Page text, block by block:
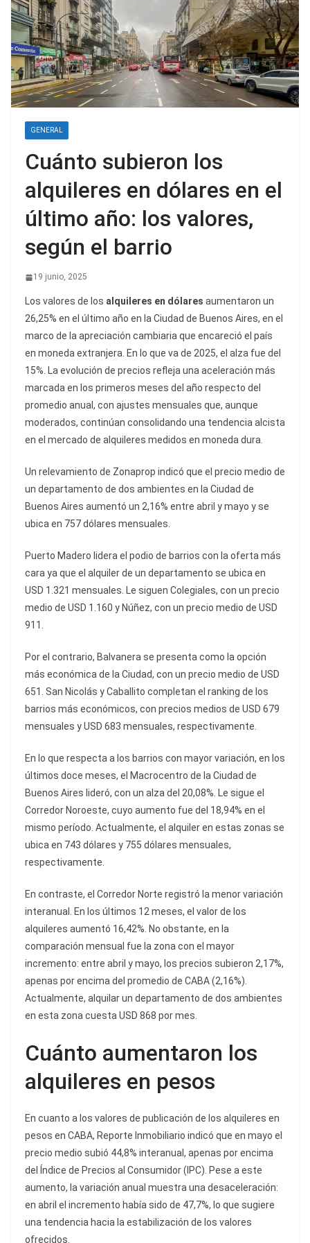
GENERAL
Cuánto subieron los
alquileres en dólares en el
último año: los valores,
según el barrio
19 junio, 2025
Los valores de los alquileres en dólares aumentaron un
26,25% en el último año en la Ciudad de Buenos Aires, en el
marco de la apreciación cambiaria que encareció el país
en moneda extranjera. En lo que va de 2025, el alza fue del
15%. La evolución de precios refleja una aceleración más
marcada en los primeros meses del año respecto del
promedio anual, con ajustes mensuales que, aunque
moderados, continúan consolidando una tendencia alcista
en el mercado de alquileres medidos en moneda dura.
Un relevamiento de Zonaprop indicó que el precio medio de
un departamento de dos ambientes en la Ciudad de
Buenos Aires aumentó un 2,16% entre abril y mayo y se
ubica en 757 dólares mensuales.
Puerto Madero lidera el podio de barrios con la oferta más
cara ya que el alquiler de un departamento se ubica en
USD 1.321 mensuales. Le siguen Colegiales, con un precio
medio de USD 1.160 y Núñez, con un precio medio de USD
911.
Por el contrario, Balvanera se presenta como la opción
más económica de la Ciudad, con un precio medio de USD
651. San Nicolás y Caballito completan el ranking de los
barrios más económicos, con precios medios de USD 679
mensuales y USD 683 mensuales, respectivamente.
En lo que respecta a los barrios con mayor variación, en los
últimos doce meses, el Macrocentro de la Ciudad de
Buenos Aires lideró, con un alza del 20,08%. Le sigue el
Corredor Noroeste, cuyo aumento fue del 18,94% en el
mismo período. Actualmente, el alquiler en estas zonas se
ubica en 743 dólares y 755 dólares mensuales,
respectivamente.
En contraste, el Corredor Norte registró la menor variación
interanual. En los últimos 12 meses, el valor de los
alquileres aumentó 16,42%. No obstante, en la
comparación mensual fue la zona con el mayor
incremento: entre abril y mayo, los precios subieron 2,17%,
apenas por encima del promedio de CABA (2,16%).
Actualmente, alquilar un departamento de dos ambientes
en esta zona cuesta USD 868 por mes.
Cuánto aumentaron los
alquileres en pesos
En cuanto a los valores de publicación de los alquileres en
pesos en CABA, Reporte Inmobiliario indicó que en mayo el
precio medio subió 44,8% interanual, apenas por encima
del Índice de Precios al Consumidor (IPC). Pese a este
aumento, la variación anual muestra una desaceleración:
en abril el incremento había sido de 47,7%, lo que sugiere
una tendencia hacia la estabilización de los valores
ofrecidos.